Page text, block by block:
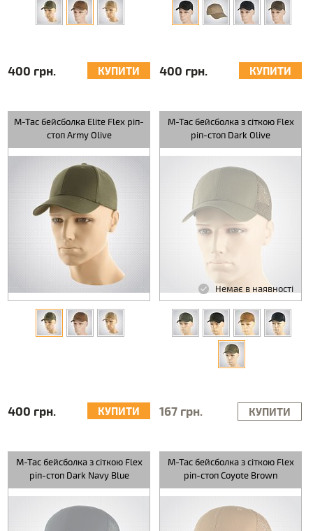
400 грн. КУПИТИ 400 грн. КУПИТИ
M-Tac бейсболка Elite Flex ріп-
стоп Army Olive
400 грн. КУПИТИ
M-Tac бейсболка з сіткою Flex
ріп-стоп Dark Olive
Немає в наявності
167 грн. КУПИТИ
M-Tac бейсболка з сіткою Flex
ріп-стоп Dark Navy Blue
M-Tac бейсболка з сіткою Flex
ріп-стоп Coyote Brown